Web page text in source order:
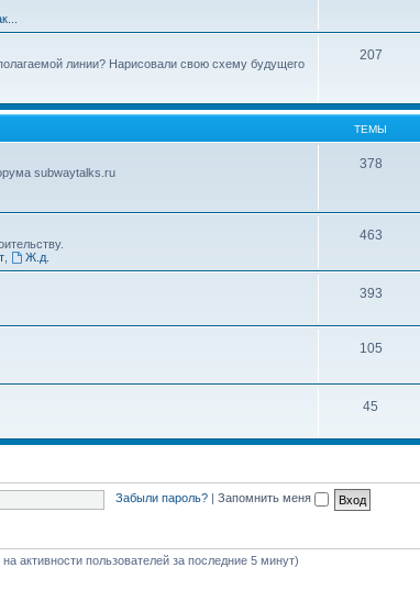
линии? Нарисовали свою схему будущего
207
ТЕМЫ
subwaytalks.ru
378
, Ж.д.
463
393
105
45
Забыли пароль? Запомнить меня
активности пользователей за последние 5 минут)